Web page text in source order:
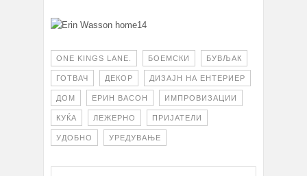
ONE KINGS LANE. БОЕМСКИ БУВЉАК
ГОТВАЧ ДЕКОР ДИЗАЈН НА ЕНТЕРИЕР
ДОМ ЕРИН ВАСОН ИМПРОВИЗАЦИИ
КУЌА ЛЕЖЕРНО ПРИЈАТЕЛИ
УДОБНО УРЕДУВАЊЕ